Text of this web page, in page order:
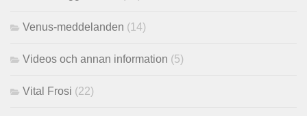
Venus-meddelanden (14)
Videos och annan information (5)
Vital Frosi (22)